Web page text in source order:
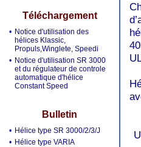
Téléchargement
• Notice d'utilisation des
hélices Klassic,
Propuls,Winglete, Speedi
• Notice d'utilisation SR 3000
et du régulateur de controle
automatique d'hélice
Constant Speed
Bulletin
• Hélice type SR 3000/2/3/J
• Hélice type VARIA